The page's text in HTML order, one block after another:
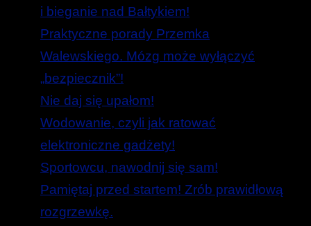
i bieganie nad Bałtykiem!
Praktyczne porady Przemka
Walewskiego. Mózg może wyłączyć
„bezpiecznik”!
Nie daj się upałom!
Wodowanie, czyli jak ratować
elektroniczne gadżety!
Sportowcu, nawodnij się sam!
Pamiętaj przed startem! Zrób prawidłową
rozgrzewkę.